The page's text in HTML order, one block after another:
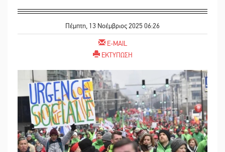
Πέμπτη, 13 Νοέμβριος 2025 06:26
E-MAIL
ΕΚΤΥΠΩΣΗ